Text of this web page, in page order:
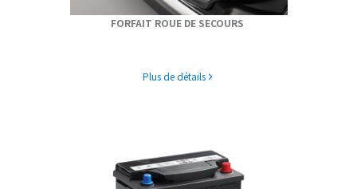
FORFAIT ROUE DE SECOURS
Plus de détails